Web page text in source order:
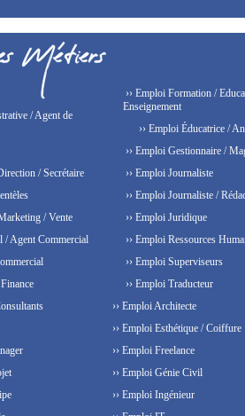
/ Agent de
/ Secrétaire
/ Vente
/ Agent Commercial
›› Emploi Formation /
Enseignement
›› Emploi Éducatrice /
›› Emploi Gestionnaire /
›› Emploi Journaliste
›› Emploi Journaliste /
›› Emploi Juridique
›› Emploi Ressources
›› Emploi Superviseurs
›› Emploi Traducteur
›› Emploi Architecte
›› Emploi Esthétique / Coiffure
›› Emploi Freelance
›› Emploi Génie Civil
›› Emploi Ingénieur